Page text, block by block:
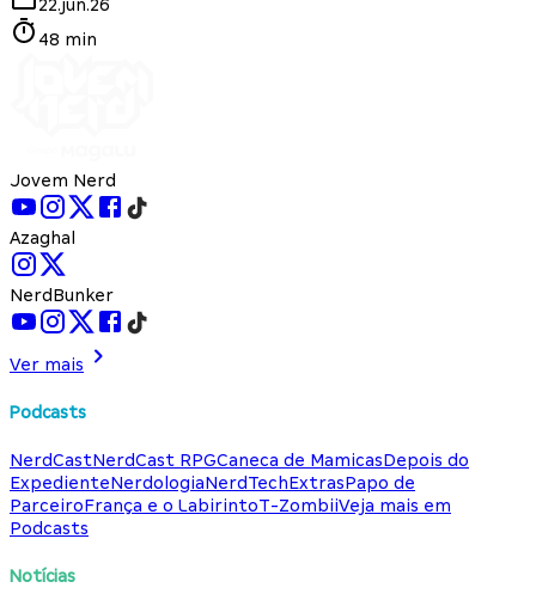
22.jun.26
48 min
Jovem Nerd
Azaghal
NerdBunker
Ver mais
Podcasts
NerdCastNerdCast RPGCaneca de MamicasDepois do
ExpedienteNerdologiaNerdTechExtrasPapo de
ParceiroFrança e o LabirintoT-ZombiiVeja mais em
Podcasts
Notícias